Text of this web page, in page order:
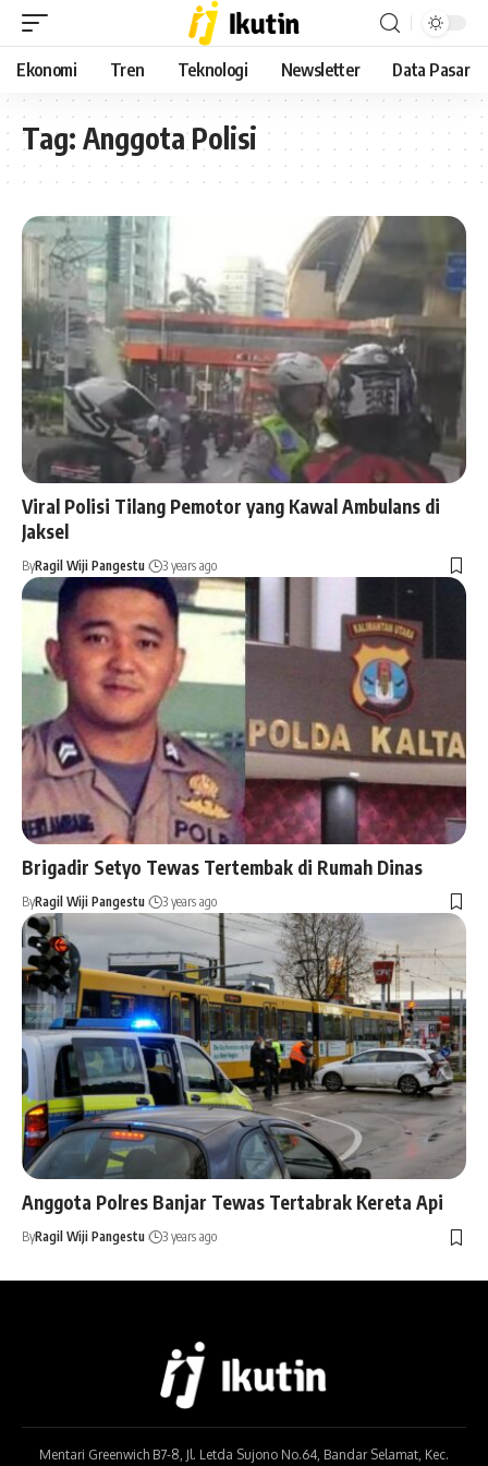
Ekonomi Tren Teknologi Newsletter Data Pasar
Tag: Anggota Polisi
Viral Polisi Tilang Pemotor yang Kawal Ambulans di
Jaksel
ByRagil Wiji Pangestu 3 years ago
Brigadir Setyo Tewas Tertembak di Rumah Dinas
ByRagil Wiji Pangestu 3 years ago
Anggota Polres Banjar Tewas Tertabrak Kereta Api
ByRagil Wiji Pangestu 3 years ago
Mentari Greenwich B7-8, Jl. Letda Sujono No.64, Bandar Selamat, Kec.